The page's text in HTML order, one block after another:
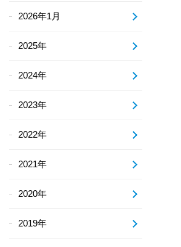
2026年1月
2025年
2024年
2023年
2022年
2021年
2020年
2019年